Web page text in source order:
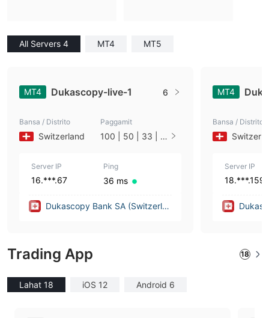
All Servers 4 MT4 MT5
MT4 Dukascopy-live-1 6
Bansa / Distrito
Switzerland
Paggamit
100 | 50 | 33 | 2
Server IP
16.***.67
Ping
36 ms
Dukascopy Bank SA (Switzerlan
MT4
Bansa / Distrito
Server IP
18.***.159
Trading App 18
Lahat 18 iOS 12 Android 6